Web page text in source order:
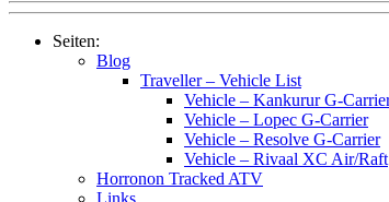
„Lone
page…
Seiten:
Blog
Traveller – Vehicle List
Vehicle – Kankurur G-
Vehicle – Lopec G-Carrier
Vehicle – Resolve G-Carrier
Vehicle – Rivaal XC Air/Raft
Horronon Tracked ATV
Links